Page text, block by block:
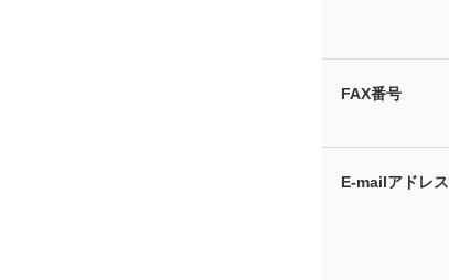
FAX番号
E-mailアドレス